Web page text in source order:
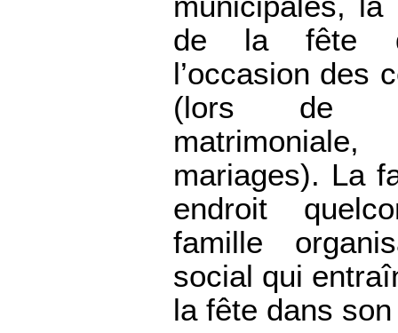
de la fête
l’occasion des
(lors de la
mariages). La
endroit
famille
social qui
la fête dans